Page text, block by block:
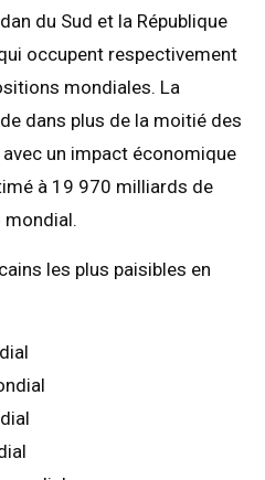
du Sud et la République
occupent respectivement
mondiales. La
dans plus de la moitié des
un impact économique
à 19 970 milliards de
mondial.
les plus paisibles en